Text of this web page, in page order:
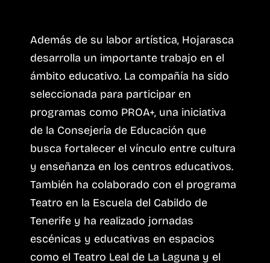
Además de su labor artística, Hojarasca
desarrolla un importante trabajo en el
ámbito educativo. La compañía ha sido
seleccionada para participar en
programas como PROA+, una iniciativa
de la Consejería de Educación que
busca fortalecer el vínculo entre cultura
y enseñanza en los centros educativos.
También ha colaborado con el programa
Teatro en la Escuela del Cabildo de
Tenerife y ha realizado jornadas
escénicas y educativas en espacios
como el Teatro Leal de La Laguna y el